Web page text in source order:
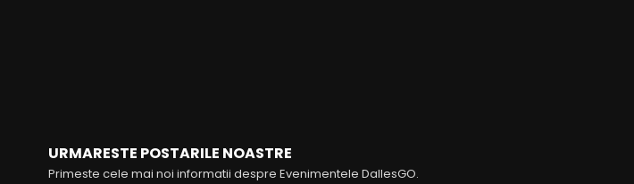
URMARESTE POSTARILE NOASTRE
Primeste cele mai noi informatii despre Evenimentele DallesGO.